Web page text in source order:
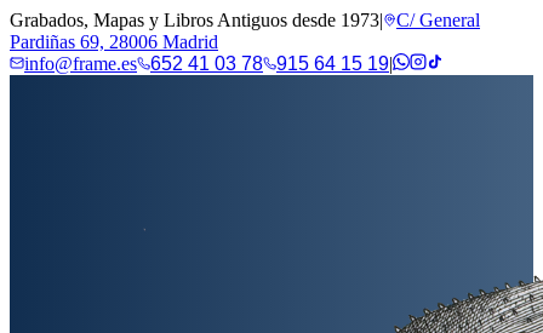
Grabados, Mapas y Libros Antiguos desde 1973|
C/ General
Pardiñas 69, 28006 Madrid
info@frame.es
652 41 03 78 915 64 15 19|